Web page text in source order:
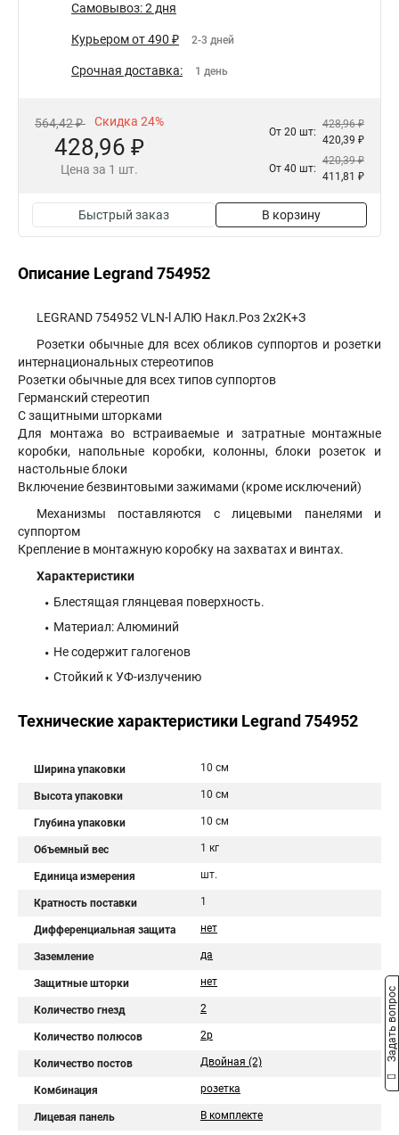
Самовывоз: 2 дня
Курьером от 490 ₽ 2-3 дней
Срочная доставка: 1 день
564,42 ₽ Скидка 24%
428,96 ₽
Цена за 1 шт.
От 20 шт:
428,96 ₽
420,39 ₽
От 40 шт:
420,39 ₽
411,81 ₽
Быстрый заказ В корзину
Описание Legrand 754952
LEGRAND 754952 VLN-l АЛЮ Накл.Роз 2х2К+З
Розетки обычные для всех обликов суппортов и розетки
интернациональных стереотипов
Розетки обычные для всех типов суппортов
Германский стереотип
С защитными шторками
Для монтажа во встраиваемые и затратные монтажные
коробки, напольные коробки, колонны, блоки розеток и
настольные блоки
Включение безвинтовыми зажимами (кроме исключений)
Механизмы поставляются с лицевыми панелями и
суппортом
Крепление в монтажную коробку на захватах и винтах.
Характеристики
Блестящая глянцевая поверхность.
Материал: Алюминий
Не содержит галогенов
Стойкий к УФ-излучению
Технические характеристики Legrand 754952
Ширина упаковки 10 см
Высота упаковки 10 см
Глубина упаковки 10 см
Объемный вес 1 кг
Единица измерения шт.
Кратность поставки 1
Дифференциальная защита нет
Заземление да
Защитные шторки нет
Количество гнезд 2
Количество полюсов 2p
Количество постов Двойная (2)
Комбинация розетка
Лицевая панель В комплекте
Задать вопрос